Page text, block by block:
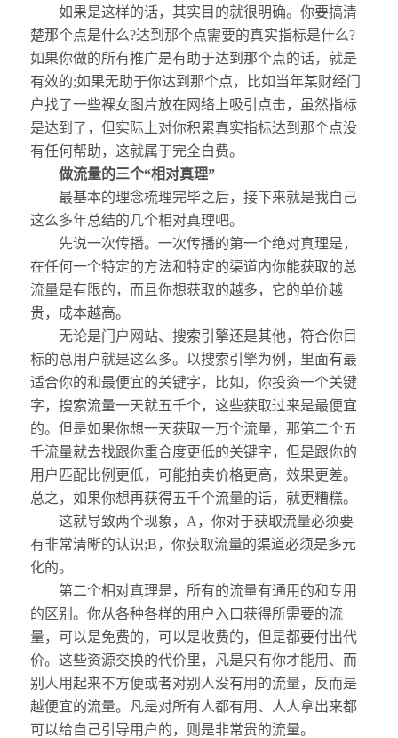
如果是这样的话，其实目的就很明确。你要搞清
楚那个点是什么?达到那个点需要的真实指标是什么?
如果你做的所有推广是有助于达到那个点的话，就是
有效的;如果无助于你达到那个点，比如当年某财经门
户找了一些裸女图片放在网络上吸引点击，虽然指标
是达到了，但实际上对你积累真实指标达到那个点没
有任何帮助，这就属于完全白费。
做流量的三个“相对真理”
最基本的理念梳理完毕之后，接下来就是我自己
这么多年总结的几个相对真理吧。
先说一次传播。一次传播的第一个绝对真理是，
在任何一个特定的方法和特定的渠道内你能获取的总
流量是有限的，而且你想获取的越多，它的单价越
贵，成本越高。
无论是门户网站、搜索引擎还是其他，符合你目
标的总用户就是这么多。以搜索引擎为例，里面有最
适合你的和最便宜的关键字，比如，你投资一个关键
字，搜索流量一天就五千个，这些获取过来是最便宜
的。但是如果你想一天获取一万个流量，那第二个五
千流量就去找跟你重合度更低的关键字，但是跟你的
用户匹配比例更低，可能拍卖价格更高，效果更差。
总之，如果你想再获得五千个流量的话，就更糟糕。
这就导致两个现象，A，你对于获取流量必须要
有非常清晰的认识;B，你获取流量的渠道必须是多元
化的。
第二个相对真理是，所有的流量有通用的和专用
的区别。你从各种各样的用户入口获得所需要的流
量，可以是免费的，可以是收费的，但是都要付出代
价。这些资源交换的代价里，凡是只有你才能用、而
别人用起来不方便或者对别人没有用的流量，反而是
越便宜的流量。凡是对所有人都有用、人人拿出来都
可以给自己引导用户的，则是非常贵的流量。